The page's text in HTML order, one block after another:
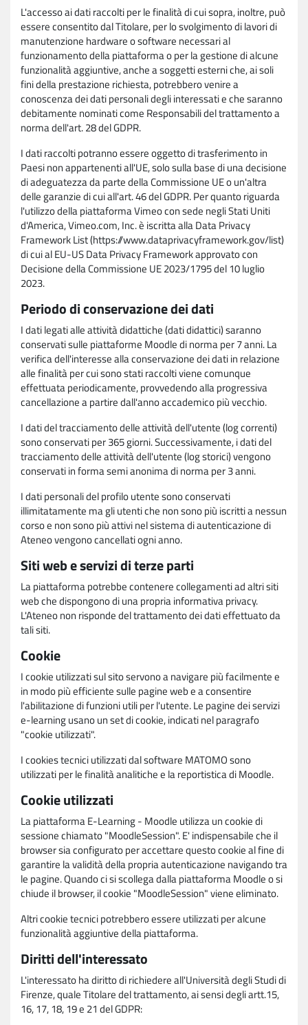
L'accesso ai dati raccolti per le finalità di cui sopra, inoltre, può
essere consentito dal Titolare, per lo svolgimento di lavori di
manutenzione hardware o software necessari al
funzionamento della piattaforma o per la gestione di alcune
funzionalità aggiuntive, anche a soggetti esterni che, ai soli
fini della prestazione richiesta, potrebbero venire a
conoscenza dei dati personali degli interessati e che saranno
debitamente nominati come Responsabili del trattamento a
norma dell'art. 28 del GDPR.
I dati raccolti potranno essere oggetto di trasferimento in
Paesi non appartenenti all'UE, solo sulla base di una decisione
di adeguatezza da parte della Commissione UE o un'altra
delle garanzie di cui all'art. 46 del GDPR. Per quanto riguarda
l'utilizzo della piattaforma Vimeo con sede negli Stati Uniti
d'America, Vimeo.com, Inc. è iscritta alla Data Privacy
Framework List (https://www.dataprivacyframework.gov/list)
di cui al EU-US Data Privacy Framework approvato con
Decisione della Commissione UE 2023/1795 del 10 luglio
2023.
Periodo di conservazione dei dati
I dati legati alle attività didattiche (dati didattici) saranno
conservati sulle piattaforme Moodle di norma per 7 anni. La
verifica dell'interesse alla conservazione dei dati in relazione
alle finalità per cui sono stati raccolti viene comunque
effettuata periodicamente, provvedendo alla progressiva
cancellazione a partire dall'anno accademico più vecchio.
I dati del tracciamento delle attività dell'utente (log correnti)
sono conservati per 365 giorni. Successivamente, i dati del
tracciamento delle attività dell'utente (log storici) vengono
conservati in forma semi anonima di norma per 3 anni.
I dati personali del profilo utente sono conservati
illimitatamente ma gli utenti che non sono più iscritti a nessun
corso e non sono più attivi nel sistema di autenticazione di
Ateneo vengono cancellati ogni anno.
Siti web e servizi di terze parti
La piattaforma potrebbe contenere collegamenti ad altri siti
web che dispongono di una propria informativa privacy.
L'Ateneo non risponde del trattamento dei dati effettuato da
tali siti.
Cookie
I cookie utilizzati sul sito servono a navigare più facilmente e
in modo più efficiente sulle pagine web e a consentire
l'abilitazione di funzioni utili per l'utente. Le pagine dei servizi
e-learning usano un set di cookie, indicati nel paragrafo
"cookie utilizzati".
I cookies tecnici utilizzati dal software MATOMO sono
utilizzati per le finalità analitiche e la reportistica di Moodle.
Cookie utilizzati
La piattaforma E-Learning - Moodle utilizza un cookie di
sessione chiamato "MoodleSession". E' indispensabile che il
browser sia configurato per accettare questo cookie al fine di
garantire la validità della propria autenticazione navigando tra
le pagine. Quando ci si scollega dalla piattaforma Moodle o si
chiude il browser, il cookie "MoodleSession" viene eliminato.
Altri cookie tecnici potrebbero essere utilizzati per alcune
funzionalità aggiuntive della piattaforma.
Diritti dell'interessato
L'interessato ha diritto di richiedere all'Università degli Studi di
Firenze, quale Titolare del trattamento, ai sensi degli artt.15,
16, 17, 18, 19 e 21 del GDPR: